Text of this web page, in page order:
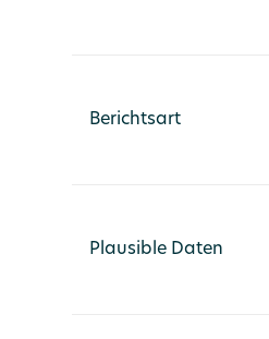
Berichtsart
Plausible Daten